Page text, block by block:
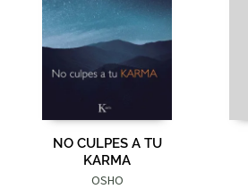
NO CULPES A TU
KARMA
OSHO